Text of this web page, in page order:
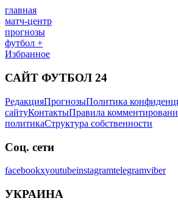
главная
матч-центр
прогнозы
футбол +
Избранное
САЙТ ФУТБОЛ 24
РедакцияПрогнозыПолитика
сайтуКонтактыПравила
политикаСтруктура собственности
Соц. сети
facebookxyoutubeinstagramtelegramviber
УКРАИНА